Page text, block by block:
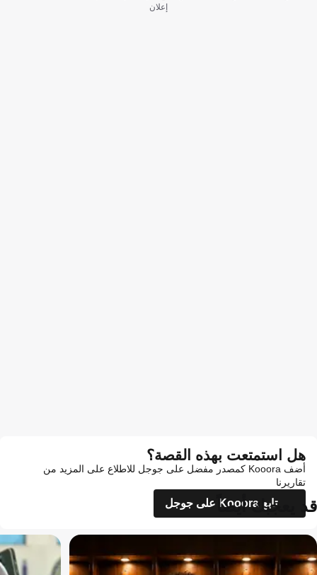
إعلان
هل استمتعت بهذه القصة؟
أضف Kooora كمصدر مفضل على جوجل للاطلاع على المزيد من
تقاريرنا
تابع Kooora على جوجل
قد يعجبك أيضاً